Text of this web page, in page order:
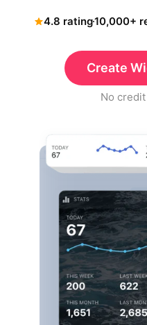
4.8 rating10,000+
Create
No